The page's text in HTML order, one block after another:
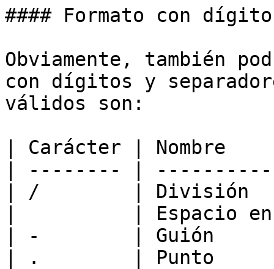
#### Formato con
Obviamente, también
con dígitos y
válidos son:
| Carácter |
| -------- |
| /        |
|          | Espacio en
| -        | Guión
| .        | Punto